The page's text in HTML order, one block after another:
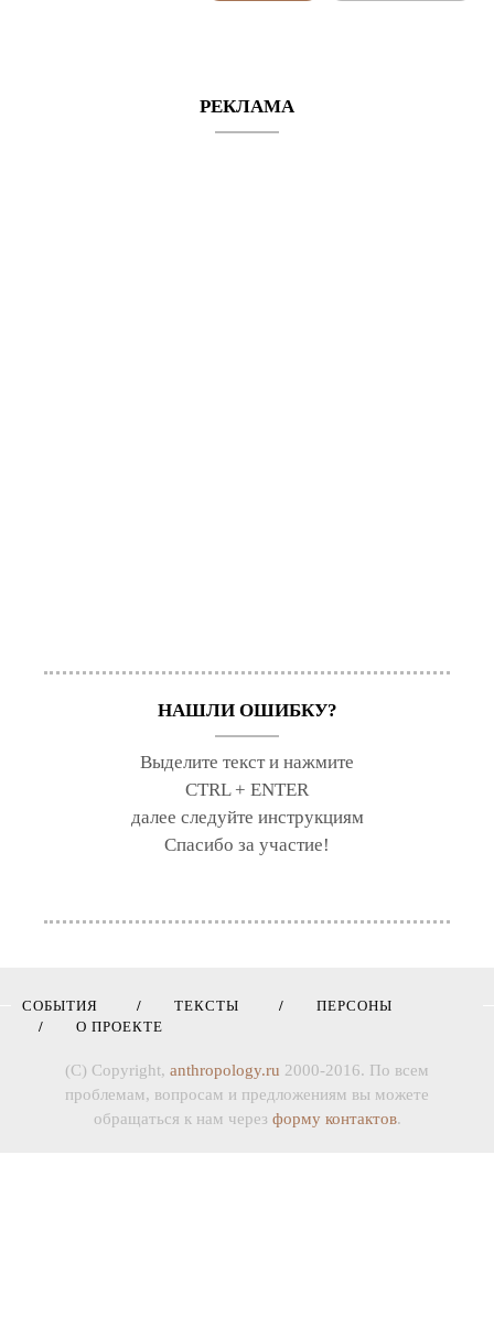
РЕКЛАМА
НАШЛИ ОШИБКУ?
Выделите текст и нажмите
CTRL + ENTER
далее следуйте инструкциям
Спасибо за участие!
СОБЫТИЯ ТЕКСТЫ
ПЕРСОНЫ
О ПРОЕКТЕ
(C) Copyright, anthropology.ru 2000-2016. По всем
проблемам, вопросам и предложениям вы можете
обращаться к нам через форму контактов.